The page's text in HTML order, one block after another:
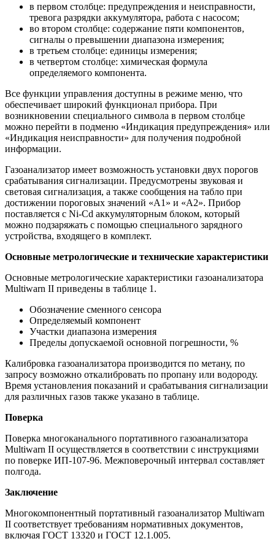
в первом столбце: предупреждения и неисправности,
тревога разрядки аккумулятора, работа с насосом;
во втором столбце: содержание пяти компонентов,
сигналы о превышении диапазона измерения;
в третьем столбце: единицы измерения;
в четвертом столбце: химическая формула
определяемого компонента.
Все функции управления доступны в режиме меню, что
обеспечивает широкий функционал прибора. При
возникновении специального символа в первом столбце
можно перейти в подменю «Индикация предупреждения» или
«Индикация неисправности» для получения подробной
информации.
Газоанализатор имеет возможность установки двух порогов
срабатывания сигнализации. Предусмотрены звуковая и
световая сигнализация, а также сообщения на табло при
достижении пороговых значений «А1» и «А2». Прибор
поставляется с Ni-Cd аккумуляторным блоком, который
можно подзаряжать с помощью специального зарядного
устройства, входящего в комплект.
Основные метрологические и технические характеристики
Основные метрологические характеристики газоанализатора
Multiwarn II приведены в таблице 1.
Обозначение сменного сенсора
Определяемый компонент
Участки диапазона измерения
Пределы допускаемой основной погрешности, %
Калибровка газоанализатора производится по метану, по
запросу возможно откалибровать по пропану или водороду.
Время установления показаний и срабатывания сигнализации
для различных газов также указано в таблице.
Поверка
Поверка многоканального портативного газоанализатора
Multiwarn II осуществляется в соответствии с инструкциями
по поверке ИП-107-96. Межповерочный интервал составляет
полгода.
Заключение
Многокомпонентный портативный газоанализатор Multiwarn
II соответствует требованиям нормативных документов,
включая ГОСТ 13320 и ГОСТ 12.1.005.